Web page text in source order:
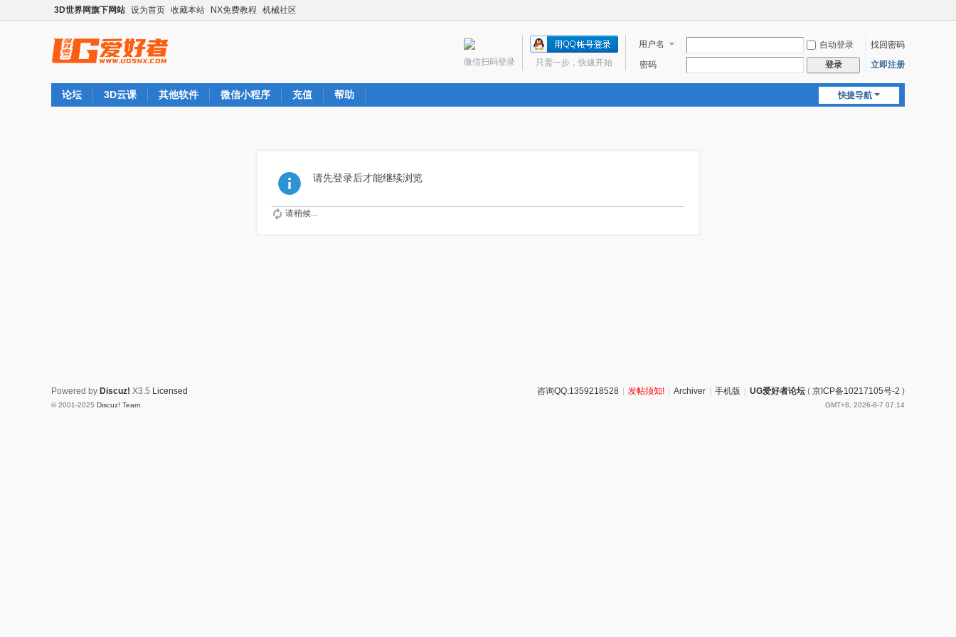
3D世界网旗下网站 设为首页 收藏本站 NX免费教程 机械社区
用户名 自动登录
找回密码
密码
登录 立即注册
只需一步，快速开始
微信扫码登录
快捷导航
论坛 3D云课 其他软件 微信小程序 充值 帮助
请先登录后才能继续浏览
请稍候...
咨询QQ:1359218528 发帖须知! Archiver 手机版 UG爱好者论坛 ( 京ICP备10217105号-2 )
GMT+8, 2026-8-7 07:14
Powered by Discuz! X3.5 Licensed
© 2001-2025 Discuz! Team